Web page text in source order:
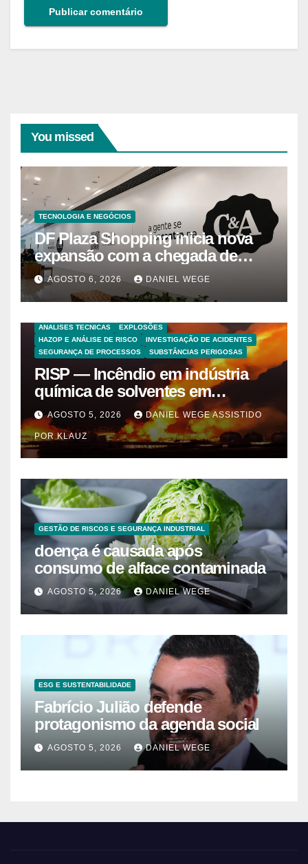
You missed
TECNOLOGIA E NEGÓCIOS
DF Plaza Shopping inicia nova
expansão com a chegada de
grandes marcas e inauguração
de espaço infantil – Dicas da
Capital
AGOSTO 6, 2026 DANIEL WEGE
ANALISES TECNICAS
EXPLOSÕES
HAZOP E ANÁLISE DE RISCO
INVESTIGAÇÃO DE ACIDENTES
SEGURANÇA DE PROCESSOS
SUBSTÂNCIAS PERIGOSAS
RISP — Incêndio em indústria
química de solventes em
Itaquaquecetuba/SP
(UNIQUIMA/Quema)
AGOSTO 5, 2026 DANIEL WEGE ASSISTIDO
POR KLAUZ
GESTÃO DE RISCOS E SEGURANÇA INDUSTRIAL
doença é causada após
consumo de alface contaminada
AGOSTO 5, 2026 DANIEL WEGE
ESG E SUSTENTABILIDADE
Fabrício Julião defende
protagonismo da agenda social
AGOSTO 5, 2026 DANIEL WEGE